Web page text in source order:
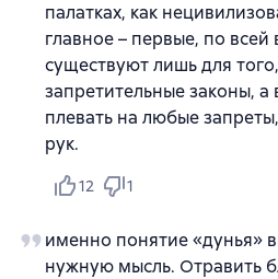
палатках, как
главное – первые, по всей
существуют лишь для
запретительные законы, а
плевать на любые
рук.
12 1
именно понятие «дунья»
нужную мысль. Отравить